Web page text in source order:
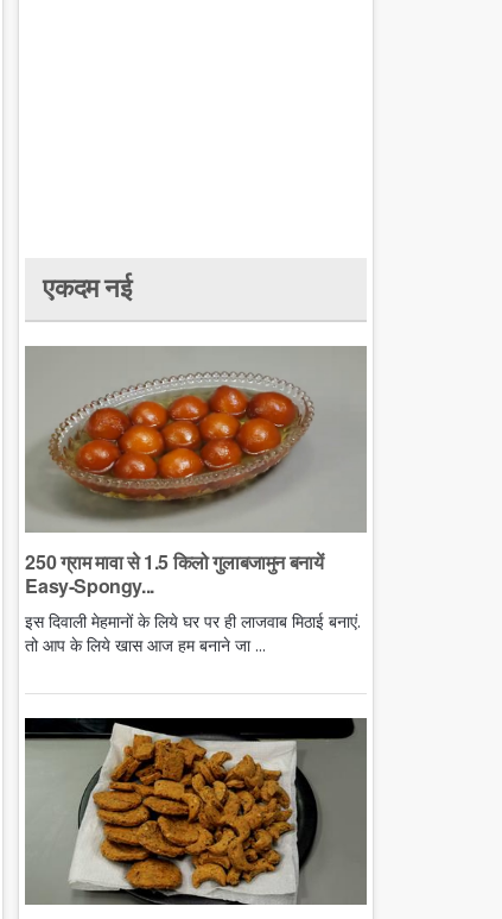
एकदम नई
250 ग्राम मावा से 1.5 किलो गुलाबजामुन बनायें
Easy-Spongy...
इस दिवाली मेहमानों के लिये घर पर ही लाजवाब मिठाई बनाएं.
तो आप के लिये खास आज हम बनाने जा ...